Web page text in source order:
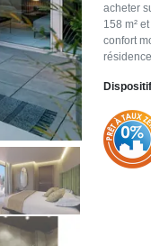
acheter
158 m²
confort